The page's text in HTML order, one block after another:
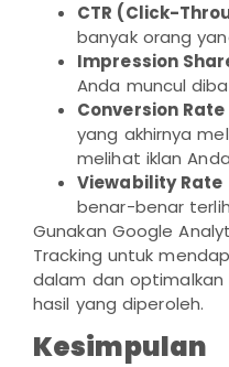
CTR (Click-
banyak orang
Impression
Anda muncul
Conversion Rate
yang akhirnya
melihat iklan
Viewability Rate
benar-benar
Gunakan Google
Tracking untuk
dalam dan optimalkan
hasil yang diperoleh.
Kesimpulan